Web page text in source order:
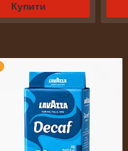
Купити